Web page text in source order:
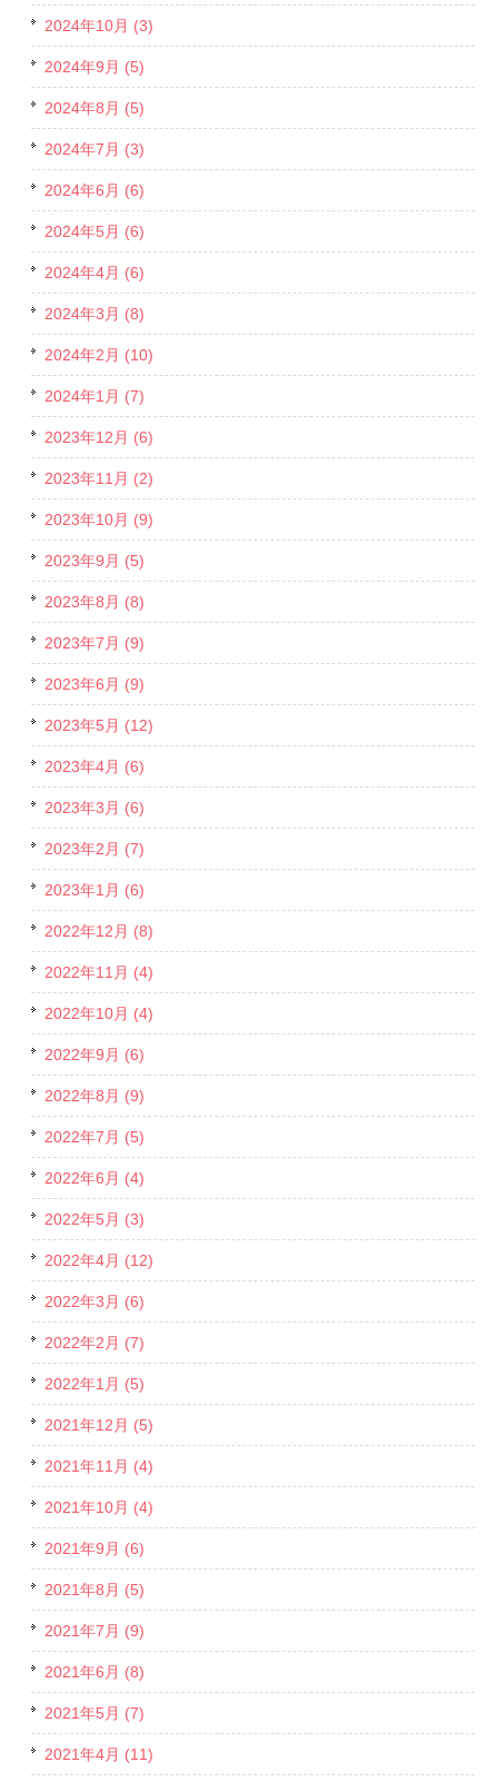
2024年10月 (3)
2024年9月 (5)
2024年8月 (5)
2024年7月 (3)
2024年6月 (6)
2024年5月 (6)
2024年4月 (6)
2024年3月 (8)
2024年2月 (10)
2024年1月 (7)
2023年12月 (6)
2023年11月 (2)
2023年10月 (9)
2023年9月 (5)
2023年8月 (8)
2023年7月 (9)
2023年6月 (9)
2023年5月 (12)
2023年4月 (6)
2023年3月 (6)
2023年2月 (7)
2023年1月 (6)
2022年12月 (8)
2022年11月 (4)
2022年10月 (4)
2022年9月 (6)
2022年8月 (9)
2022年7月 (5)
2022年6月 (4)
2022年5月 (3)
2022年4月 (12)
2022年3月 (6)
2022年2月 (7)
2022年1月 (5)
2021年12月 (5)
2021年11月 (4)
2021年10月 (4)
2021年9月 (6)
2021年8月 (5)
2021年7月 (9)
2021年6月 (8)
2021年5月 (7)
2021年4月 (11)